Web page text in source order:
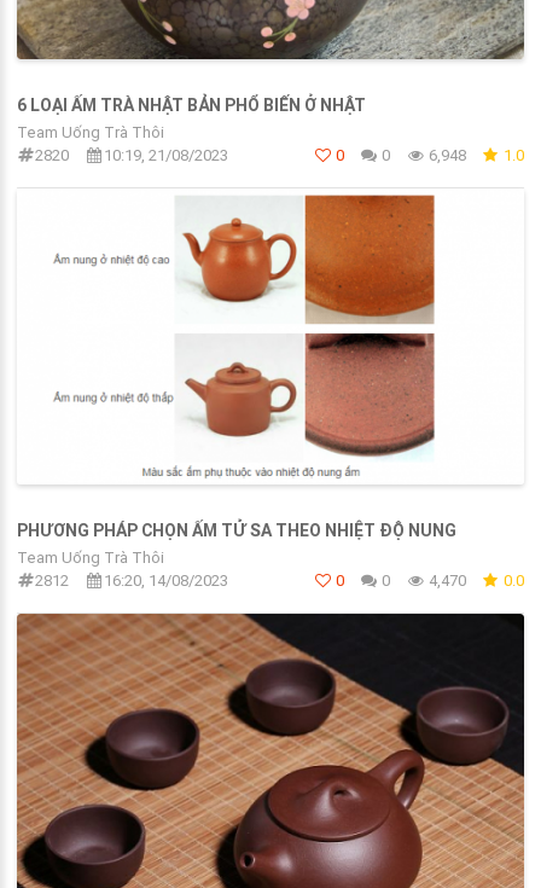
6 LOẠI ẤM TRÀ NHẬT BẢN PHỔ BIẾN Ở NHẬT
Team Uống Trà Thôi
2820
10:19, 21/08/2023 0 0 6,948 1.0
PHƯƠNG PHÁP CHỌN ẤM TỬ SA THEO NHIỆT ĐỘ NUNG
Team Uống Trà Thôi
2812
16:20, 14/08/2023 0 0 4,470 0.0